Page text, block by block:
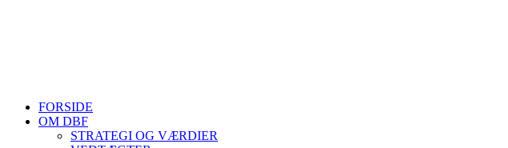
FORSIDE
OM DBF
STRATEGI OG VÆRDIER